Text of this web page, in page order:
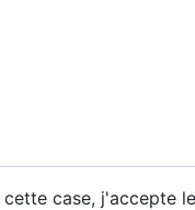
cette case, j'accepte